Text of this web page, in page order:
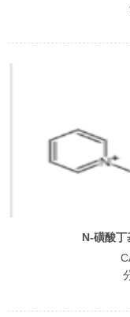
N-磺酸